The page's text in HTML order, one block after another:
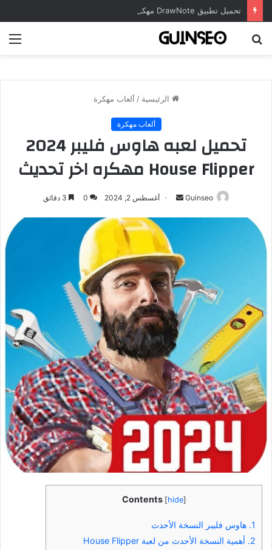
الرئيسية / ألعاب مهكرة
ألعاب مهكرة
تحميل لعبه هاوس فليبر 2024
House Flipper مهكره اخر تحديث
Guinseo
أرسل
إلكترونيا
أغسطس 2, 2024 0
Contents [hide]
1. هاوس فليبر النسخة الأحدث
2. أهمية النسخة الأحدث من لعبة House Flipper